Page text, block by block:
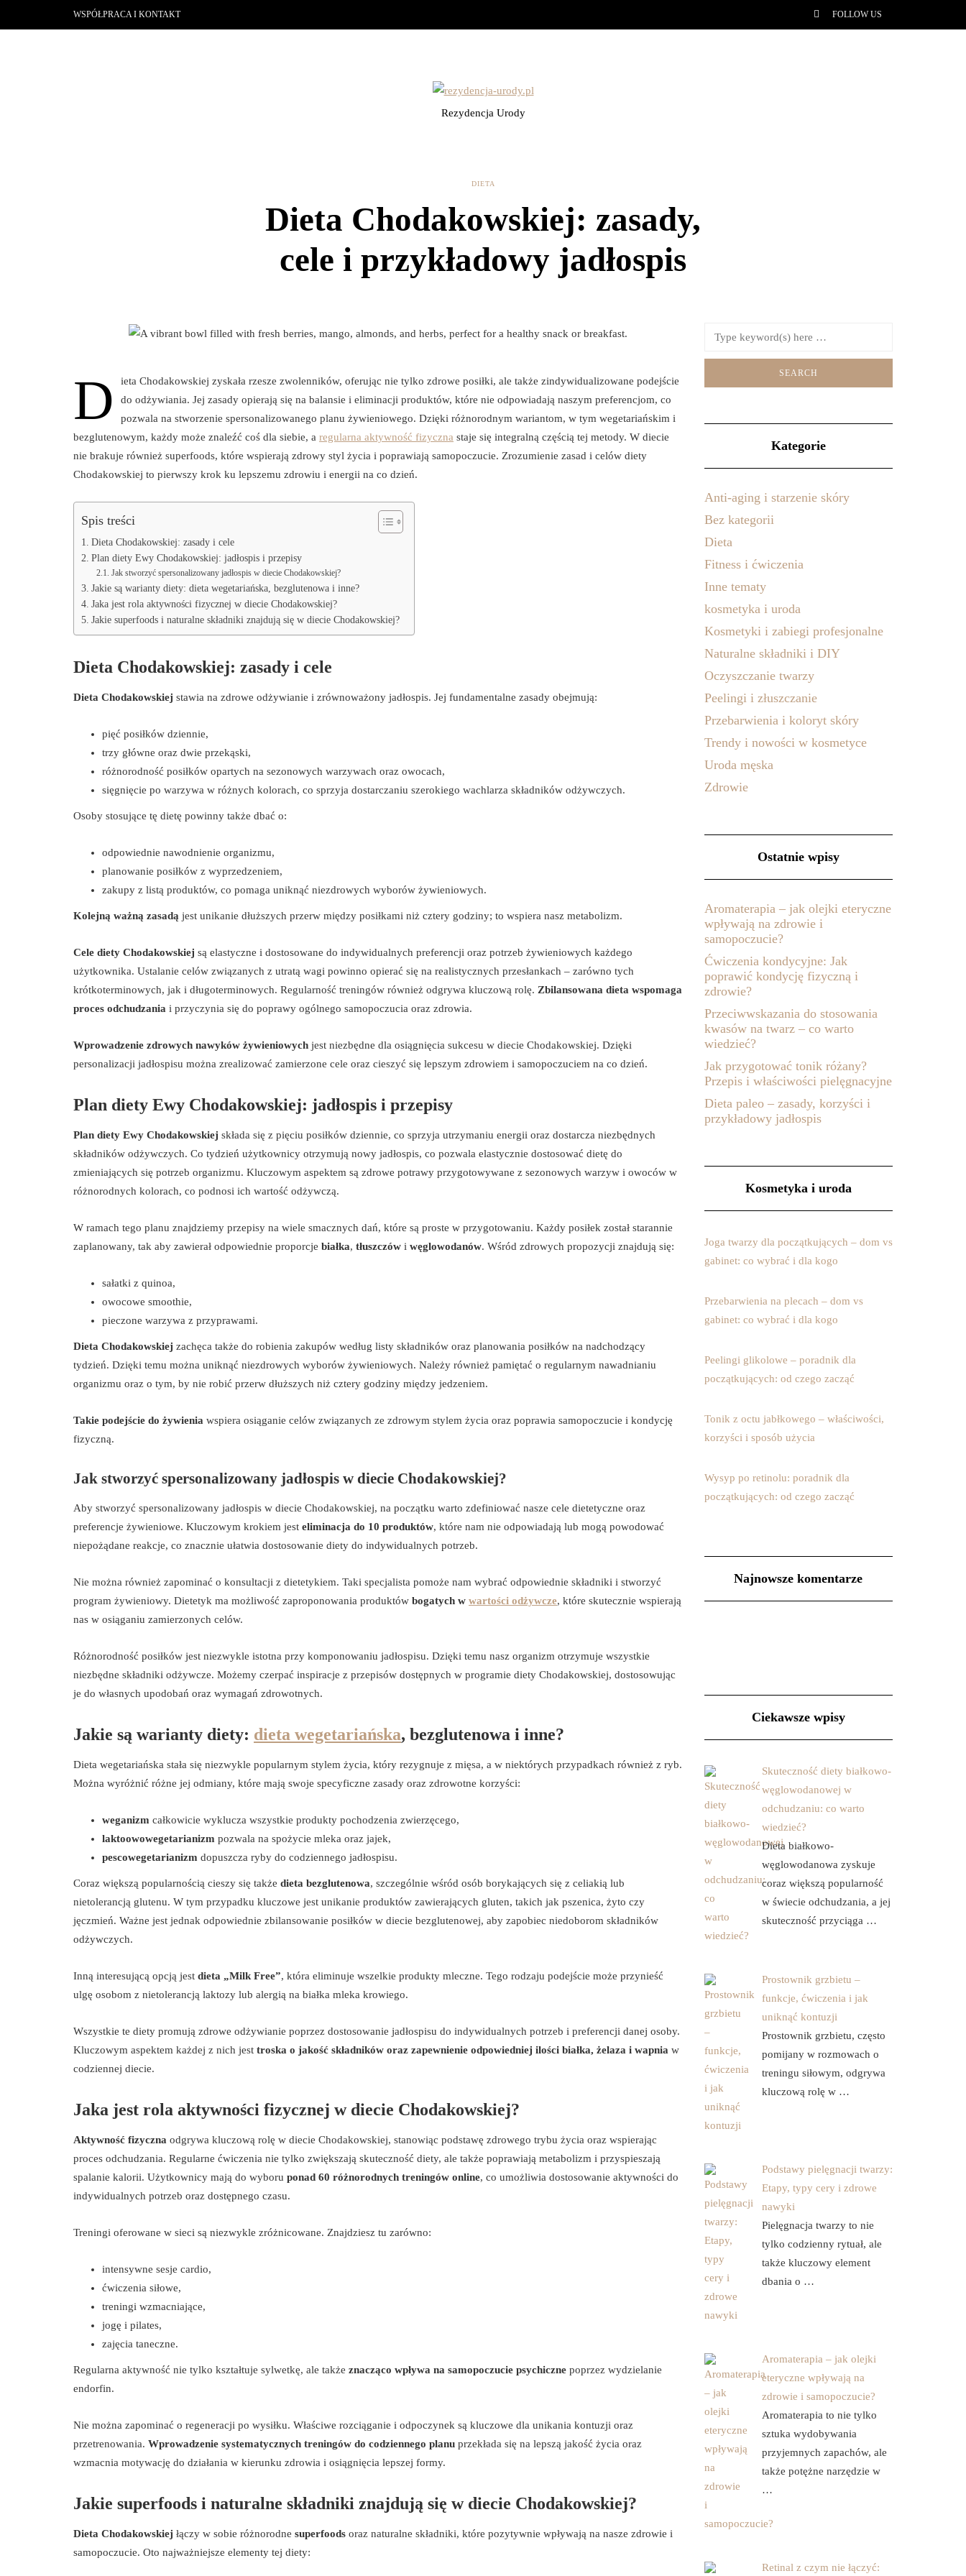
WSPÓŁPRACA I KONTAKT FOLLOW US
Rezydencja Urody
DIETA
Dieta Chodakowskiej: zasady,
cele i przykładowy jadłospis
D
ieta Chodakowskiej zyskała rzesze zwolenników, oferując nie tylko zdrowe posiłki, ale także zindywidualizowane podejście
do odżywiania. Jej zasady opierają się na balansie i eliminacji produktów, które nie odpowiadają naszym preferencjom, co
pozwala na stworzenie spersonalizowanego planu żywieniowego. Dzięki różnorodnym wariantom, w tym wegetariańskim i
bezglutenowym, każdy może znaleźć coś dla siebie, a regularna aktywność fizyczna staje się integralną częścią tej metody. W diecie
nie brakuje również superfoods, które wspierają zdrowy styl życia i poprawiają samopoczucie. Zrozumienie zasad i celów diety
Chodakowskiej to pierwszy krok ku lepszemu zdrowiu i energii na co dzień.
Spis treści
Dieta Chodakowskiej: zasady i cele
Plan diety Ewy Chodakowskiej: jadłospis i przepisy
Jak stworzyć spersonalizowany jadłospis w diecie Chodakowskiej?
Jakie są warianty diety: dieta wegetariańska, bezglutenowa i inne?
Jaka jest rola aktywności fizycznej w diecie Chodakowskiej?
Jakie superfoods i naturalne składniki znajdują się w diecie Chodakowskiej?
Dieta Chodakowskiej: zasady i cele
Dieta Chodakowskiej stawia na zdrowe odżywianie i zrównoważony jadłospis. Jej fundamentalne zasady obejmują:
pięć posiłków dziennie,
trzy główne oraz dwie przekąski,
różnorodność posiłków opartych na sezonowych warzywach oraz owocach,
sięgnięcie po warzywa w różnych kolorach, co sprzyja dostarczaniu szerokiego wachlarza składników odżywczych.
Osoby stosujące tę dietę powinny także dbać o:
odpowiednie nawodnienie organizmu,
planowanie posiłków z wyprzedzeniem,
zakupy z listą produktów, co pomaga uniknąć niezdrowych wyborów żywieniowych.
Kolejną ważną zasadą jest unikanie dłuższych przerw między posiłkami niż cztery godziny; to wspiera nasz metabolizm.
Cele diety Chodakowskiej są elastyczne i dostosowane do indywidualnych preferencji oraz potrzeb żywieniowych każdego
użytkownika. Ustalanie celów związanych z utratą wagi powinno opierać się na realistycznych przesłankach – zarówno tych
krótkoterminowych, jak i długoterminowych. Regularność treningów również odgrywa kluczową rolę. Zbilansowana dieta wspomaga
proces odchudzania i przyczynia się do poprawy ogólnego samopoczucia oraz zdrowia.
Wprowadzenie zdrowych nawyków żywieniowych jest niezbędne dla osiągnięcia sukcesu w diecie Chodakowskiej. Dzięki
personalizacji jadłospisu można zrealizować zamierzone cele oraz cieszyć się lepszym zdrowiem i samopoczuciem na co dzień.
Plan diety Ewy Chodakowskiej: jadłospis i przepisy
Plan diety Ewy Chodakowskiej składa się z pięciu posiłków dziennie, co sprzyja utrzymaniu energii oraz dostarcza niezbędnych
składników odżywczych. Co tydzień użytkownicy otrzymują nowy jadłospis, co pozwala elastycznie dostosować dietę do
zmieniających się potrzeb organizmu. Kluczowym aspektem są zdrowe potrawy przygotowywane z sezonowych warzyw i owoców w
różnorodnych kolorach, co podnosi ich wartość odżywczą.
W ramach tego planu znajdziemy przepisy na wiele smacznych dań, które są proste w przygotowaniu. Każdy posiłek został starannie
zaplanowany, tak aby zawierał odpowiednie proporcje białka, tłuszczów i węglowodanów. Wśród zdrowych propozycji znajdują się:
sałatki z quinoa,
owocowe smoothie,
pieczone warzywa z przyprawami.
Dieta Chodakowskiej zachęca także do robienia zakupów według listy składników oraz planowania posiłków na nadchodzący
tydzień. Dzięki temu można uniknąć niezdrowych wyborów żywieniowych. Należy również pamiętać o regularnym nawadnianiu
organizmu oraz o tym, by nie robić przerw dłuższych niż cztery godziny między jedzeniem.
Takie podejście do żywienia wspiera osiąganie celów związanych ze zdrowym stylem życia oraz poprawia samopoczucie i kondycję
fizyczną.
Jak stworzyć spersonalizowany jadłospis w diecie Chodakowskiej?
Aby stworzyć spersonalizowany jadłospis w diecie Chodakowskiej, na początku warto zdefiniować nasze cele dietetyczne oraz
preferencje żywieniowe. Kluczowym krokiem jest eliminacja do 10 produktów, które nam nie odpowiadają lub mogą powodować
niepożądane reakcje, co znacznie ułatwia dostosowanie diety do indywidualnych potrzeb.
Nie można również zapominać o konsultacji z dietetykiem. Taki specjalista pomoże nam wybrać odpowiednie składniki i stworzyć
program żywieniowy. Dietetyk ma możliwość zaproponowania produktów bogatych w wartości odżywcze, które skutecznie wspierają
nas w osiąganiu zamierzonych celów.
Różnorodność posiłków jest niezwykle istotna przy komponowaniu jadłospisu. Dzięki temu nasz organizm otrzymuje wszystkie
niezbędne składniki odżywcze. Możemy czerpać inspiracje z przepisów dostępnych w programie diety Chodakowskiej, dostosowując
je do własnych upodobań oraz wymagań zdrowotnych.
Jakie są warianty diety: dieta wegetariańska, bezglutenowa i inne?
Dieta wegetariańska stała się niezwykle popularnym stylem życia, który rezygnuje z mięsa, a w niektórych przypadkach również z ryb.
Można wyróżnić różne jej odmiany, które mają swoje specyficzne zasady oraz zdrowotne korzyści:
weganizm całkowicie wyklucza wszystkie produkty pochodzenia zwierzęcego,
laktoowowegetarianizm pozwala na spożycie mleka oraz jajek,
pescowegetarianizm dopuszcza ryby do codziennego jadłospisu.
Coraz większą popularnością cieszy się także dieta bezglutenowa, szczególnie wśród osób borykających się z celiakią lub
nietolerancją glutenu. W tym przypadku kluczowe jest unikanie produktów zawierających gluten, takich jak pszenica, żyto czy
jęczmień. Ważne jest jednak odpowiednie zbilansowanie posiłków w diecie bezglutenowej, aby zapobiec niedoborom składników
odżywczych.
Inną interesującą opcją jest dieta „Milk Free”, która eliminuje wszelkie produkty mleczne. Tego rodzaju podejście może przynieść
ulgę osobom z nietolerancją laktozy lub alergią na białka mleka krowiego.
Wszystkie te diety promują zdrowe odżywianie poprzez dostosowanie jadłospisu do indywidualnych potrzeb i preferencji danej osoby.
Kluczowym aspektem każdej z nich jest troska o jakość składników oraz zapewnienie odpowiedniej ilości białka, żelaza i wapnia w
codziennej diecie.
Jaka jest rola aktywności fizycznej w diecie Chodakowskiej?
Aktywność fizyczna odgrywa kluczową rolę w diecie Chodakowskiej, stanowiąc podstawę zdrowego trybu życia oraz wspierając
proces odchudzania. Regularne ćwiczenia nie tylko zwiększają skuteczność diety, ale także poprawiają metabolizm i przyspieszają
spalanie kalorii. Użytkownicy mają do wyboru ponad 60 różnorodnych treningów online, co umożliwia dostosowanie aktywności do
indywidualnych potrzeb oraz dostępnego czasu.
Treningi oferowane w sieci są niezwykle zróżnicowane. Znajdziesz tu zarówno:
intensywne sesje cardio,
ćwiczenia siłowe,
treningi wzmacniające,
jogę i pilates,
zajęcia taneczne.
Regularna aktywność nie tylko kształtuje sylwetkę, ale także znacząco wpływa na samopoczucie psychiczne poprzez wydzielanie
endorfin.
Nie można zapominać o regeneracji po wysiłku. Właściwe rozciąganie i odpoczynek są kluczowe dla unikania kontuzji oraz
przetrenowania. Wprowadzenie systematycznych treningów do codziennego planu przekłada się na lepszą jakość życia oraz
wzmacnia motywację do działania w kierunku zdrowia i osiągnięcia lepszej formy.
Jakie superfoods i naturalne składniki znajdują się w diecie Chodakowskiej?
Dieta Chodakowskiej łączy w sobie różnorodne superfoods oraz naturalne składniki, które pozytywnie wpływają na nasze zdrowie i
samopoczucie. Oto najważniejsze elementy tej diety:
Kategorie
Anti-aging i starzenie skóry
Bez kategorii
Dieta
Fitness i ćwiczenia
Inne tematy
kosmetyka i uroda
Kosmetyki i zabiegi profesjonalne
Naturalne składniki i DIY
Oczyszczanie twarzy
Peelingi i złuszczanie
Przebarwienia i koloryt skóry
Trendy i nowości w kosmetyce
Uroda męska
Zdrowie
Ostatnie wpisy
Aromaterapia – jak olejki eteryczne
wpływają na zdrowie i
samopoczucie?
Ćwiczenia kondycyjne: Jak
poprawić kondycję fizyczną i
zdrowie?
Przeciwwskazania do stosowania
kwasów na twarz – co warto
wiedzieć?
Jak przygotować tonik różany?
Przepis i właściwości pielęgnacyjne
Dieta paleo – zasady, korzyści i
przykładowy jadłospis
Kosmetyka i uroda
Joga twarzy dla początkujących – dom vs
gabinet: co wybrać i dla kogo
Przebarwienia na plecach – dom vs
gabinet: co wybrać i dla kogo
Peelingi glikolowe – poradnik dla
początkujących: od czego zacząć
Tonik z octu jabłkowego – właściwości,
korzyści i sposób użycia
Wysyp po retinolu: poradnik dla
początkujących: od czego zacząć
Najnowsze komentarze
Ciekawsze wpisy
Skuteczność diety białkowo-
węglowodanowej w
odchudzaniu: co warto
wiedzieć?
Dieta białkowo-
węglowodanowa zyskuje
coraz większą popularność
w świecie odchudzania, a jej
skuteczność przyciąga …
Prostownik grzbietu –
funkcje, ćwiczenia i jak
uniknąć kontuzji
Prostownik grzbietu, często
pomijany w rozmowach o
treningu siłowym, odgrywa
kluczową rolę w …
Podstawy pielęgnacji twarzy:
Etapy, typy cery i zdrowe
nawyki
Pielęgnacja twarzy to nie
tylko codzienny rytuał, ale
także kluczowy element
dbania o …
Aromaterapia – jak olejki
eteryczne wpływają na
zdrowie i samopoczucie?
Aromaterapia to nie tylko
sztuka wydobywania
przyjemnych zapachów, ale
także potężne narzędzie w
…
Retinal z czym nie łączyć: